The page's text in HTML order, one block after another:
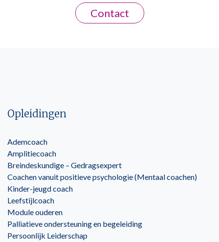
Contact
Opleidingen
Ademcoach
Amplitiecoach
Breindeskundige – Gedragsexpert
Coachen vanuit positieve psychologie (Mentaal coachen)
Kinder-jeugd coach
Leefstijlcoach
Module ouderen
Palliatieve ondersteuning en begeleiding
Persoonlijk Leiderschap